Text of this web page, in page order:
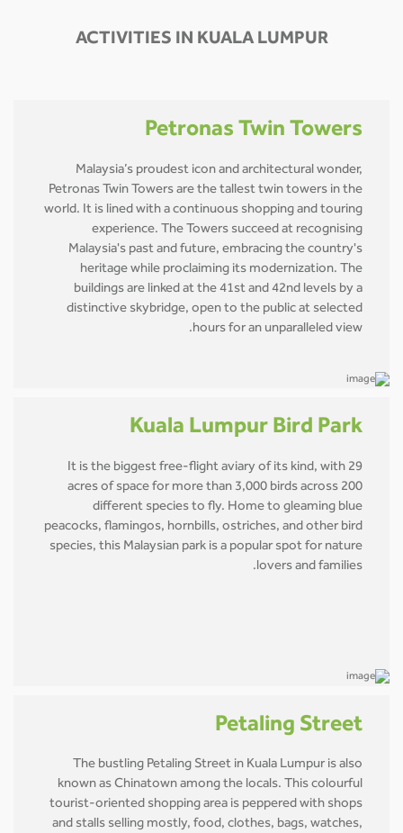
ACTIVITIES IN KUALA LUMPUR
Petronas Twin Towers
Malaysia’s proudest icon and architectural wonder,
Petronas Twin Towers are the tallest twin towers in the
world. It is lined with a continuous shopping and touring
experience. The Towers succeed at recognising
Malaysia's past and future, embracing the country's
heritage while proclaiming its modernization. The
buildings are linked at the 41st and 42nd levels by a
distinctive skybridge, open to the public at selected
hours for an unparalleled view.
Kuala Lumpur Bird Park
It is the biggest free-flight aviary of its kind, with 29
acres of space for more than 3,000 birds across 200
different species to fly. Home to gleaming blue
peacocks, flamingos, hornbills, ostriches, and other bird
species, this Malaysian park is a popular spot for nature
lovers and families.
Petaling Street
The bustling Petaling Street in Kuala Lumpur is also
known as Chinatown among the locals. This colourful
tourist-oriented shopping area is peppered with shops
and stalls selling mostly, food, clothes, bags, watches,